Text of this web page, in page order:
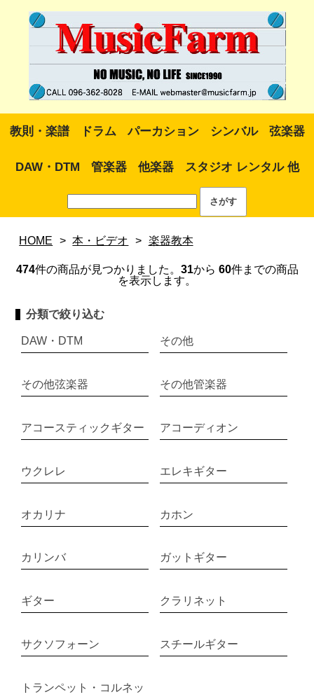
教則・楽譜 ドラム パーカション シンバル 弦楽器
DAW・DTM 管楽器 他楽器 スタジオ レンタル 他
HOME > 本・ビデオ > 楽器教本
474件の商品が見つかりました。 31から 60件までの商品
を表示します。
分類で絞り込む
DAW・DTM その他
その他弦楽器 その他管楽器
アコースティックギター アコーディオン
ウクレレ エレキギター
オカリナ カホン
カリンバ ガットギター
ギター クラリネット
サクソフォーン スチールギター
トランペット・コルネッ